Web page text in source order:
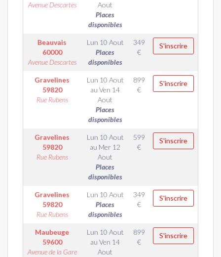
Avenue Descartes
Aout
Places
disponibles
Beauvais
60000
Avenue Descartes
Lun 10 Aout
Places
disponibles
349
€
S'inscrire
Gravelines
59820
Rue Rubens
Lun 10 Aout
au Ven 14
Aout
Places
disponibles
899
€
S'inscrire
Gravelines
59820
Rue Rubens
Lun 10 Aout
au Mer 12
Aout
Places
disponibles
599
€
S'inscrire
Gravelines
59820
Rue Rubens
Lun 10 Aout
Places
disponibles
349
€
S'inscrire
Maubeuge
59600
Avenue de la Gare
Lun 10 Aout
au Ven 14
Aout
899
€
S'inscrire